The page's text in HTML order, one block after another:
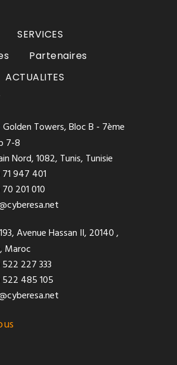
SERVICES
Partenaires
ACTUALITES
Golden Towers, Bloc B - 7ème
7-8
Nord, 1082, Tunis, Tunisie
947 401
201 010
193, Avenue Hassan II, 20140 ,
Maroc
522 227 333
522 485 105